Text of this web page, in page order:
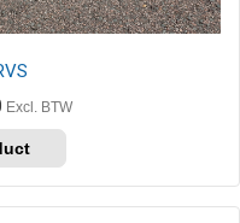
Prijsklasse:
tot
€414,00
Excl. BTW